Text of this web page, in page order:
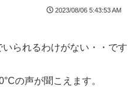
2023/08/06 5:43:53 AM
られるわけがない・・です
の声が聞こえます。